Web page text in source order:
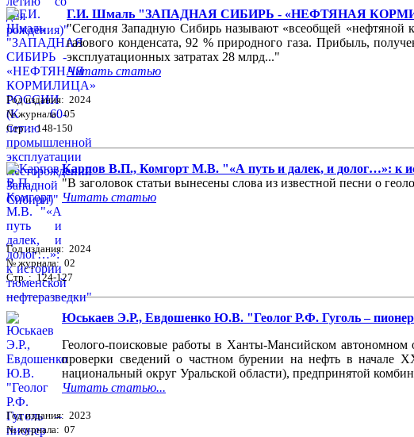
Г.И. Шмаль "ЗАПАДНАЯ СИБИРЬ - «НЕФТЯНАЯ
"Сегодня Западную Сибирь называют «всеобщей «нефтяной
газового конденсата, 92 % природного газа. Прибыль,
эксплуатационных затратах 28 млрд..."
Читать статью
Год издания: 2024
№ журнала: 05
Стр. : 148-150
Карпов В.П., Комгорт М.В. "«А путь и далек, и долог…»: к
"В заголовок статьи вынесены слова из известной песни о
Читать статью
Год издания: 2024
№ журнала: 02
Стр. : 124-127
Юськаев Э.Р., Евдошенко Ю.В. "Геолог Р.Ф. Гуголь –
Геолого-поисковые работы в Ханты-Мансийском автономном
проверки сведений о частном бурении на нефть в начале
национальный округ Уральской области), предпринятой
Читать статью...
Год издания: 2023
№ журнала: 07